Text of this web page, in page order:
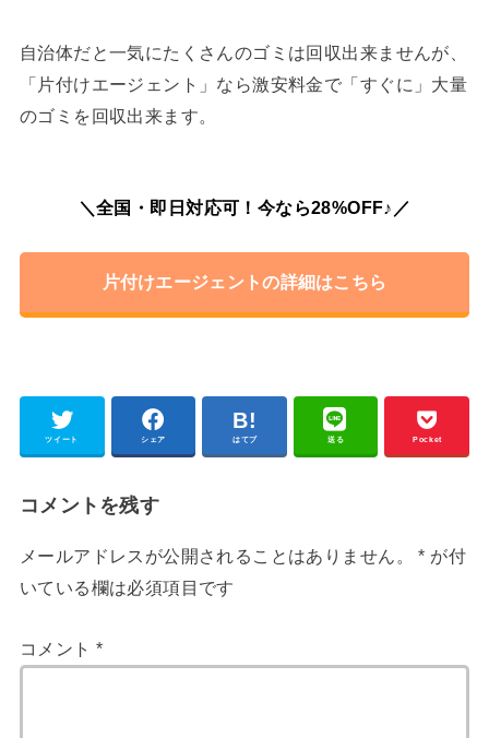
自治体だと一気にたくさんのゴミは回収出来ませんが、
「片付けエージェント」なら激安料金で「すぐに」大量
のゴミを回収出来ます。
＼全国・即日対応可！今なら28%OFF♪／
片付けエージェントの詳細はこちら
ツイート シェア はてブ 送る Pocket
コメントを残す
メールアドレスが公開されることはありません。 * が付
いている欄は必須項目です
コメント *